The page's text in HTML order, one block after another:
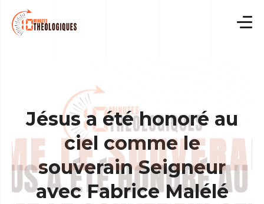
content
Jésus a été honoré au
ciel comme le
souverain Seigneur
avec Fabrice Malélé